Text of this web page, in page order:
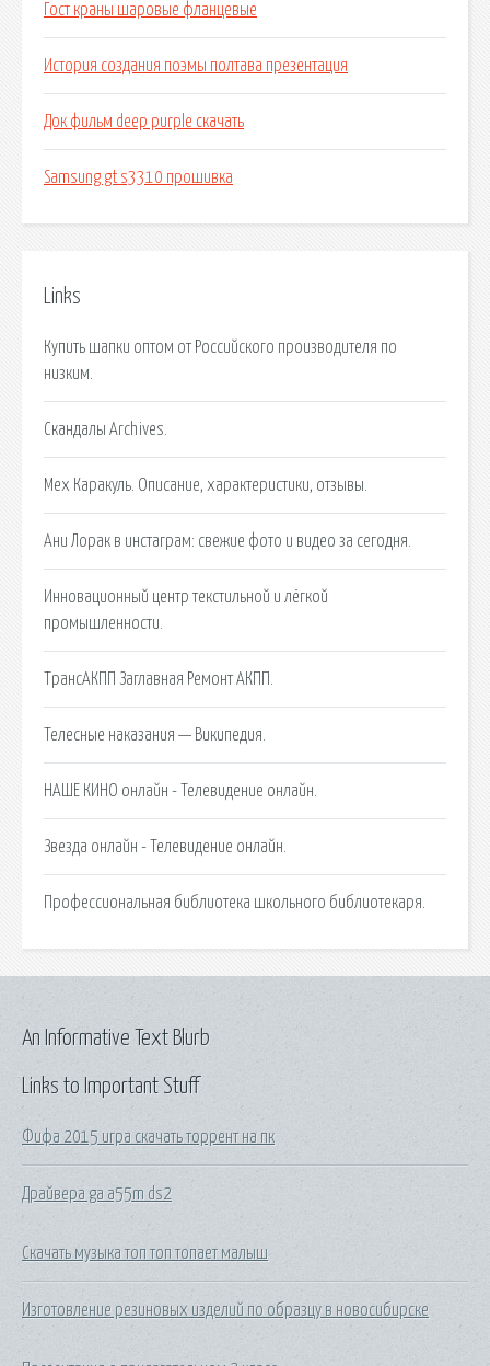
Гост краны шаровые фланцевые
История создания поэмы полтава презентация
Док фильм deep purple скачать
Samsung gt s3310 прошивка
Links
Купить шапки оптом от Российского производителя по
низким.
Скандалы Archives.
Мех Каракуль. Описание, характеристики, отзывы.
Ани Лорак в инстаграм: свежие фото и видео за сегодня.
Инновационный центр текстильной и лёгкой
промышленности.
ТрансАКПП Заглавная Ремонт АКПП.
Телесные наказания — Википедия.
НАШЕ КИНО онлайн - Телевидение онлайн.
Звезда онлайн - Телевидение онлайн.
Профессиональная библиотека школьного библиотекаря.
Links to Important Stuff
Фифа 2015 игра скачать торрент на пк
Драйвера ga a55m ds2
Скачать музыка топ топ топает малыш
Изготовление резиновых изделий по образцу в новосибирске
An Informative Text Blurb